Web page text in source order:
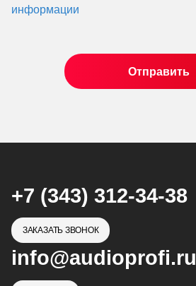
информации
+7 (343) 312-34-38
ЗАКАЗАТЬ ЗВОНОК
info@audioprofi.ru